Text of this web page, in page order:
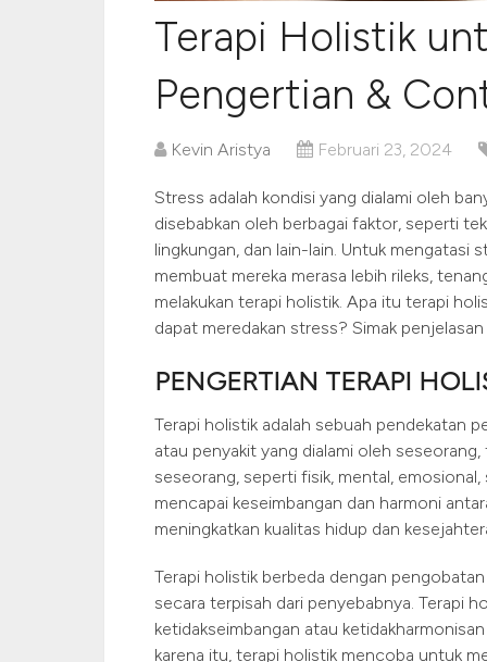
Terapi Holistik
Pengertian &
Kevin Aristya Februari 23, 2024
Stress adalah kondisi yang dialami oleh
disebabkan oleh berbagai faktor, seperti
lingkungan, dan lain-lain. Untuk mengatasi
membuat mereka merasa lebih rileks,
melakukan terapi holistik. Apa itu terapi
dapat meredakan stress? Simak
PENGERTIAN TERAPI
Terapi holistik adalah sebuah pendekatan
atau penyakit yang dialami oleh
seseorang, seperti fisik, mental,
mencapai keseimbangan dan harmoni
meningkatkan kualitas hidup dan
Terapi holistik berbeda dengan
secara terpisah dari penyebabnya. Terapi
ketidakseimbangan atau
karena itu, terapi holistik mencoba untuk